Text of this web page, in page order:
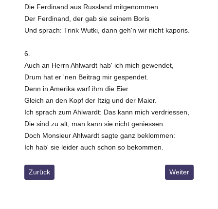
Die Ferdinand aus Russland mitgenommen.
Der Ferdinand, der gab sie seinem Boris
Und sprach: Trink Wutki, dann geh'n wir nicht kaporis.
6.
Auch an Herrn Ahlwardt hab' ich mich gewendet,
Drum hat er 'nen Beitrag mir gespendet.
Denn in Amerika warf ihm die Eier
Gleich an den Kopf der Itzig und der Maier.
Ich sprach zum Ahlwardt: Das kann mich verdriessen,
Die sind zu alt, man kann sie nicht geniessen.
Doch Monsieur Ahlwardt sagte ganz beklommen:
Ich hab' sie leider auch schon so bekommen.
Vorheriger Beitrag: Aus!!
Zurück Nächster
Weiter